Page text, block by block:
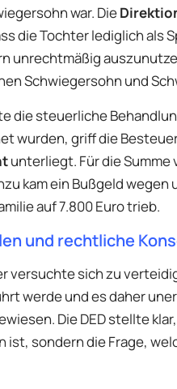
war. Die
die Tochter lediglich als
unrechtmäßig
Schwiegersohn und
die steuerliche
wurden, griff die
unterliegt. Für die Summe
kam ein Bußgeld
auf 7.800 Euro trieb.
und rechtliche
versuchte sich zu
werde und es daher
Die DED stellte
ist, sondern die Frage,